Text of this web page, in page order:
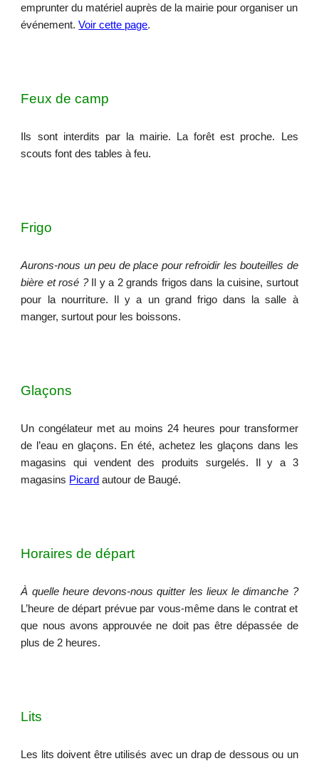
emprunter du matériel auprès de la mairie pour organiser un
événement. Voir cette page.
Feux de camp
Ils sont interdits par la mairie. La forêt est proche. Les
scouts font des tables à feu.
Frigo
Aurons-nous un peu de place pour refroidir les bouteilles de
bière et rosé ?Il y a 2 grands frigos dans la cuisine, surtout
pour la nourriture. Il y a un grand frigo dans la salle à
manger, surtout pour les boissons.
Glaçons
Un congélateur met au moins 24 heures pour transformer
de l’eau en glaçons. En été, achetez les glaçons dans les
magasins qui vendent des produits surgelés. Il y a 3
magasins Picard autour de Baugé.
Horaires de départ
À quelle heure devons-nous quitter les lieux le dimanche ?
L’heure de départ prévue par vous-même dans le contrat et
que nous avons approuvée ne doit pas être dépassée de
plus de 2 heures.
Lits
Les lits doivent être utilisés avec un drap de dessous ou un